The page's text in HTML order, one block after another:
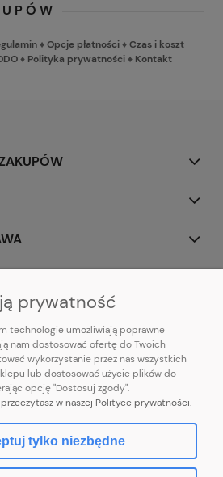
♦Opcje płatności♦Czas i koszt
♦ Polityka prywatności♦ Kontakt
pl101sukienek@gmail.com
101sukienek.pl
11, Łódź 93-035, woj. łódzkie
pełną wersję strony
prywatność
technologie umożliwiają poprawne
nam dostosować ofertę do Twoich
wykorzystanie przez nas wszystkich
lub dostosować użycie plików do
opcję "Dostosuj zgody".
w naszej Polityce prywatności.
tylko niezbędne